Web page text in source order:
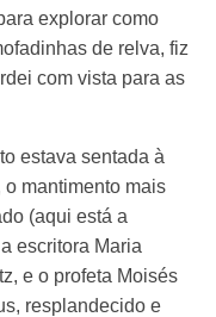
explorar como
de relva, fiz
com vista para as
estava sentada à
mantimento mais
(aqui está a
escritora Maria
e o profeta Moisés
resplandecido e